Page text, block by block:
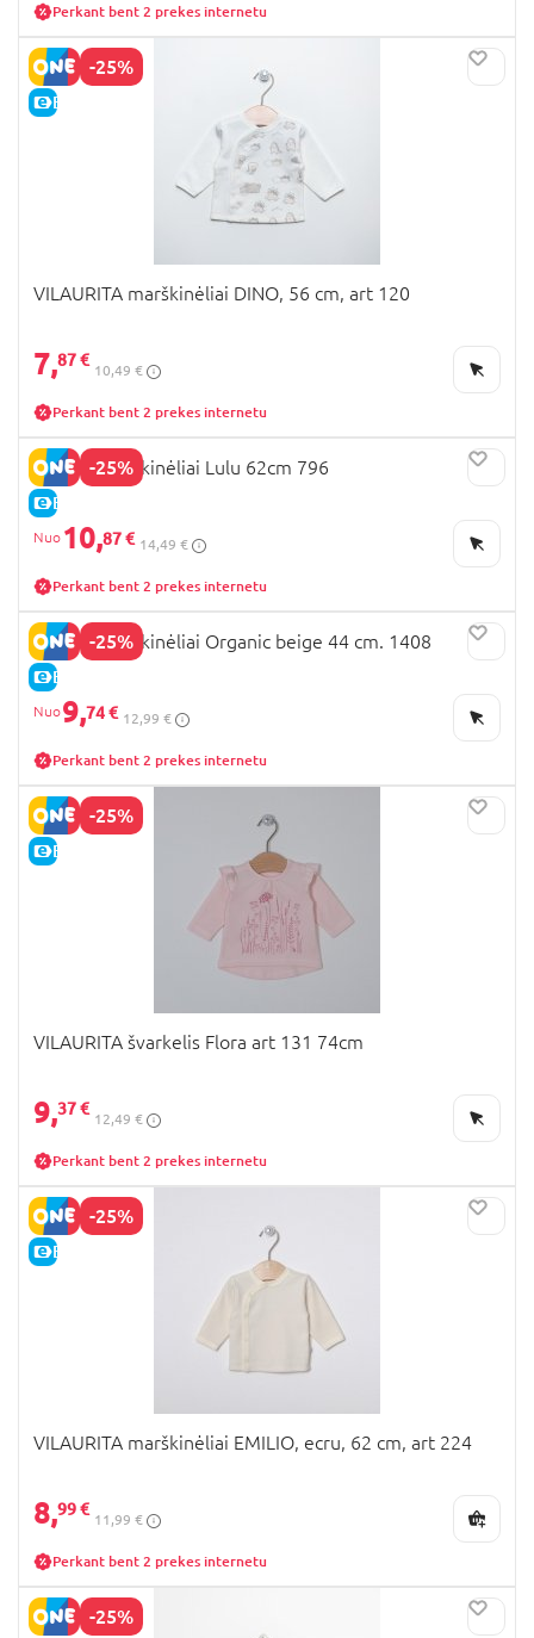
Perkant bent 2 prekes internetu
-25%
E-KAINA
VILAURITA marškinėliai DINO, 56 cm, art 120
7,87 €
10,49 €
Perkant bent 2 prekes internetu
-25%
E-KAINA
LORITA marškinėliai Lulu 62cm 796
10,87 € 14,49 €
Perkant bent 2 prekes internetu
-25%
E-KAINA
LORITA marškinėliai Organic beige 44 cm. 1408
9,74 € 12,99 €
Perkant bent 2 prekes internetu
-25%
E-KAINA
VILAURITA švarkelis Flora art 131 74cm
9,37 €
12,49 €
Perkant bent 2 prekes internetu
-25%
E-KAINA
VILAURITA marškinėliai EMILIO, ecru, 62 cm, art 224
8,99 €
11,99 €
Perkant bent 2 prekes internetu
-25%